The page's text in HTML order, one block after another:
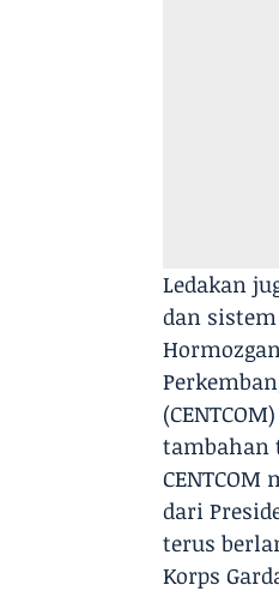
Ledakan
dan
tambahan
dari
terus
Korps